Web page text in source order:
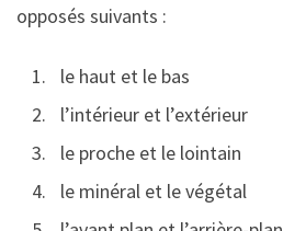
opposés suivants :
le haut et le bas
l’intérieur et l’extérieur
le proche et le lointain
le minéral et le végétal